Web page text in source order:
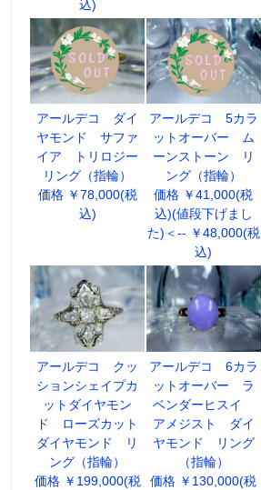
込)
アールデコ ダイ
ヤモンド サファ
イア トリロジー
リング（指輪）
価格 ￥78,000(税
込)
アールデコ 5カラ
ットオーバー ム
ーンストーン リ
ング（指輪）
価格 ￥41,000(税
込)(値段下げまし
た)＜-- ￥48,000(税
込)
アールデコ クッ
ションシェイプカ
ットダイヤモン
ド ローズカット
ダイヤモンド リ
ング（指輪）
価格 ￥199,000(税
アールデコ 6カラ
ットオーバー ラ
ベンダーヒスイ
アメジスト ダイ
ヤモンド リング
（指輪）
価格 ￥130,000(税